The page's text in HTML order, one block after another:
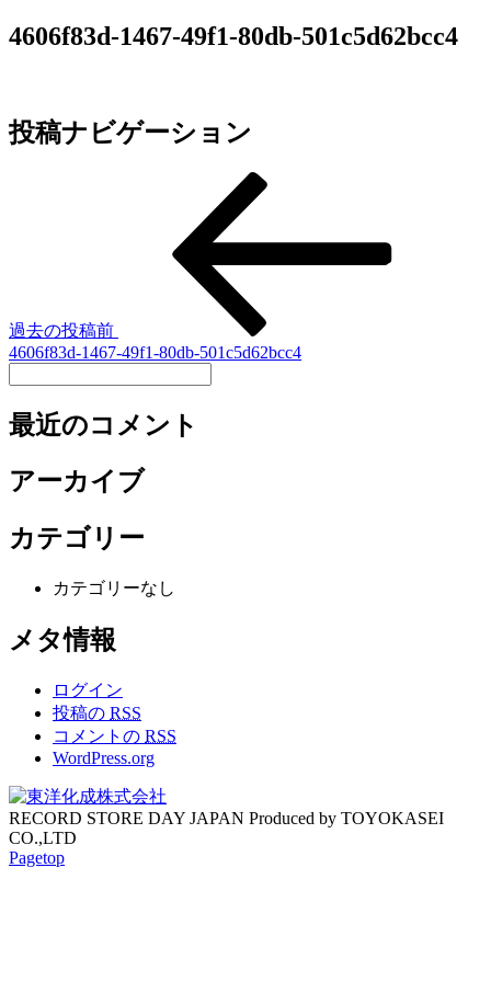
4606f83d-1467-49f1-80db-501c5d62bcc4
投稿ナビゲーション
過去の投稿前
4606f83d-1467-49f1-80db-501c5d62bcc4
最近のコメント
アーカイブ
カテゴリー
カテゴリーなし
メタ情報
ログイン
投稿の RSS
コメントの RSS
WordPress.org
RECORD STORE DAY JAPAN Produced by TOYOKASEI
CO.,LTD
Pagetop